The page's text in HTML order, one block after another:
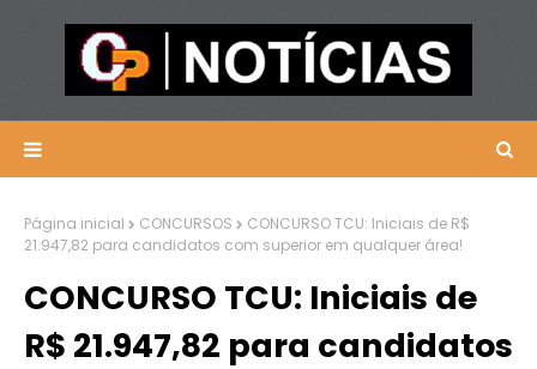
Página inicial CONCURSOS
CONCURSO TCU: Iniciais de R$
21.947,82 para candidatos com superior em qualquer área!
CONCURSO TCU: Iniciais de
R$ 21.947,82 para candidatos